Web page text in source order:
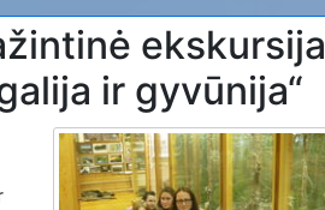
ekskursija
ir gyvūnija“